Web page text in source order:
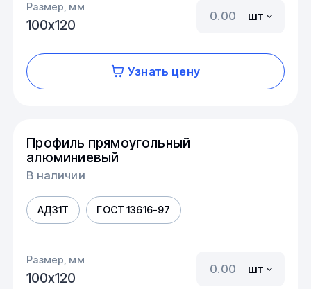
Размер, мм
100х120
шт
Узнать цену
Профиль прямоугольный
алюминиевый
В наличии
АД31Т ГОСТ 13616-97
Размер, мм
100х120
шт